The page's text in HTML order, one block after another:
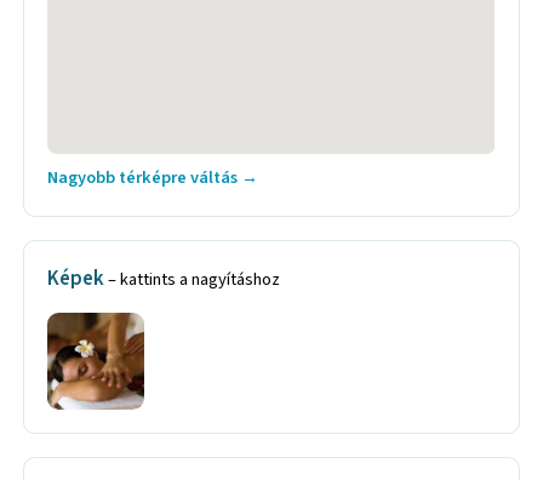
Nagyobb térképre váltás →
Képek– kattints a nagyításhoz